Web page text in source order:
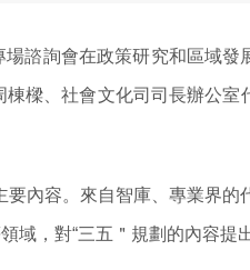
諮詢會在政策研究和區域
樑、社會文化司司長辦公
內容。來自智庫、專業界的
，對“三五＂規劃的內容提